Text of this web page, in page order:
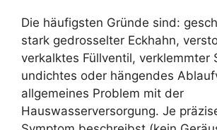
Die häufigsten Gründe sind:
stark gedrosselter Eckhahn,
verkalktes Füllventil, verklemmter
undichtes oder hängendes
allgemeines Problem mit der
Hauswasserversorgung. Je